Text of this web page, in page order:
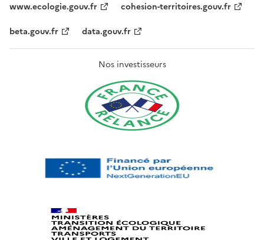
www.ecologie.gouv.fr
cohesion-territoires.gouv.fr
beta.gouv.fr
data.gouv.fr
Nos investisseurs